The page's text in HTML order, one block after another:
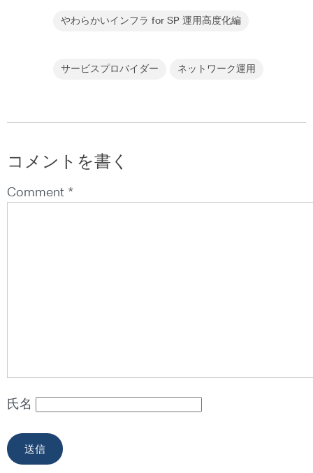
やわらかいインフラ for SP 運用高度化編
サービスプロバイダー ネットワーク運用
コメントを書く
Comment *
氏名